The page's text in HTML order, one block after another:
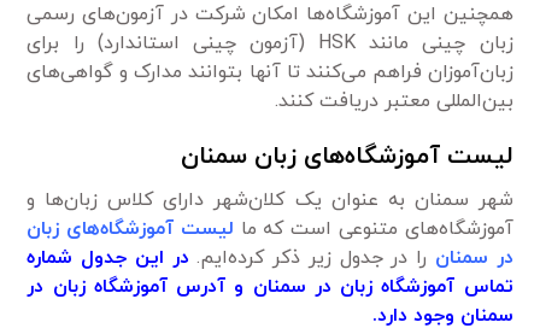
همچنین این آموزشگاه‌ها امکان شرکت در آزمون‌های رسمی
زبان چینی مانند HSK (آزمون چینی استاندارد) را برای
زبان‌آموزان فراهم می‌کنند تا آنها بتوانند مدارک و گواهی‌های
بین‌المللی معتبر دریافت کنند.
لیست آموزشگاه‌های زبان سمنان
شهر سمنان به عنوان یک کلان‌شهر دارای کلاس زبان‌ها و
آموزشگاه‌های متنوعی است که ما لیست آموزشگاه‌های زبان
در سمنان را در جدول زیر ذکر کرده‌ایم. در این جدول شماره
تماس آموزشگاه زبان در سمنان و آدرس آموزشگاه زبان در
سمنان وجود دارد.